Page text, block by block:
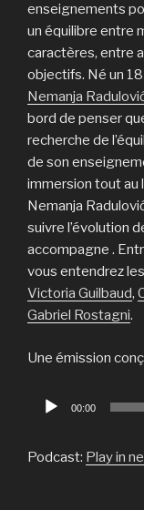
enseignements
un équilibre entre
caractères, entre
objectifs. Né un
Nemanja
bord de penser
recherche de
de son
immersion tout au
Nemanja
suivre l’évolution
accompagne .
vous entendrez
Victoria Guilbaud,
Gabriel Rostagni.
Une émission
Lecteur
00:00
Podcast: Play in